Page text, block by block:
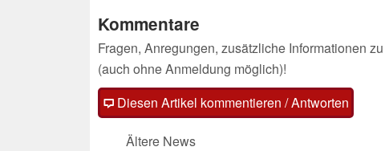
Kommentare
Fragen, Anregungen, zusätzliche Informationen
(auch ohne Anmeldung möglich)!
Diesen Artikel kommentieren / Antworten
Ältere News